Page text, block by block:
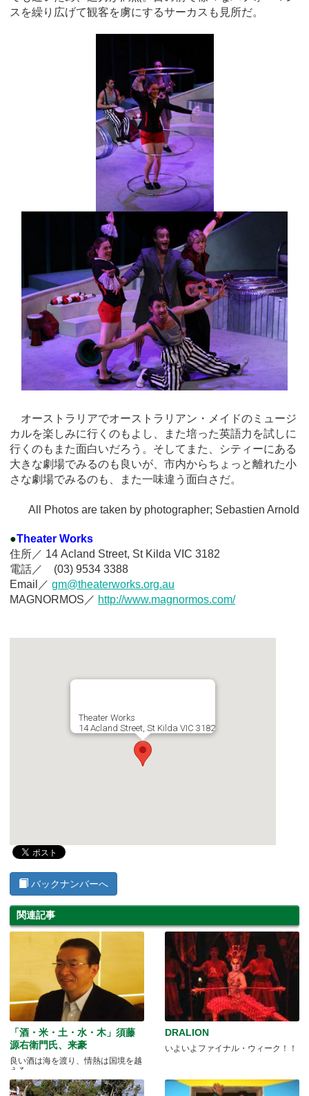
スを繰り広げて観客を虜にするサーカスも見所だ。
オーストラリアでオーストラリアン・メイドのミュージ
カルを楽しみに行くのもよし、また培った英語力を試しに
行くのもまた面白いだろう。そしてまた、シティーにある
大きな劇場でみるのも良いが、市内からちょっと離れた小
さな劇場でみるのも、また一味違う面白さだ。
All Photos are taken by photographer; Sebastien Arnold
●Theater Works
住所／ 14 Acland Street, St Kilda VIC 3182
電話／
(03) 9534 3388
Email／ gm@theaterworks.org.au
MAGNORMOS／ http://www.magnormos.com/
Theater Works
14 Acland Street, St Kilda VIC 3182
バックナンバーへ
関連記事
「酒・米・土・水・木」須藤
源右衛門氏、来豪
良い酒は海を渡り、情熱は国境を越
える
DRALION
いよいよファイナル・ウィーク！！